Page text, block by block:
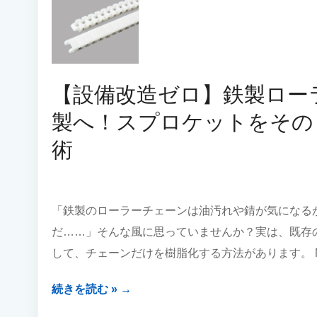
【設備改造ゼロ】鉄製ロ
製へ！スプロケットをそ
術
「鉄製のローラーチェーンは油汚れや錆が気にな
だ……」そんな風に思っていませんか？実は、既存
して、チェーンだけを樹脂化する方法があります
【設
続きを読む »